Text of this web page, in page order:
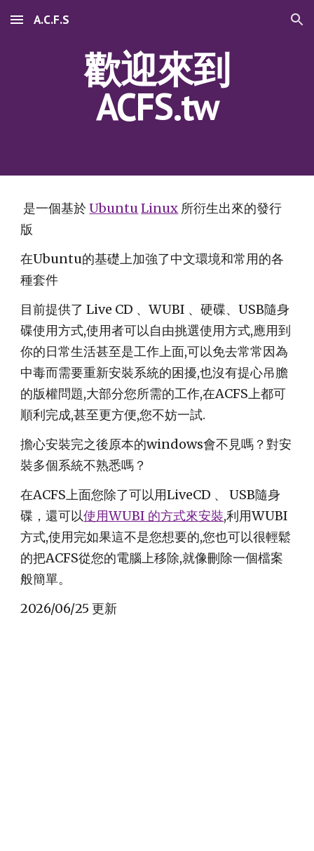
Skip to main content Skip to navigation
A.C.F.S
歡迎來到
ACFS.tw
是一個基於UbuntuLinux 所衍生出來的發行
版
在Ubuntu的基礎上加強了中文環境和常用的各
種套件
目前提供了 Live CD 、WUBI 、硬碟、USB隨身
碟使用方式,使用者可以自由挑選使用方式,應用到
你的日常生活甚至是工作上面,可以免去常常因為
中毒而需要重新安裝系統的困擾,也沒有提心吊膽
的版權問題,大部分您所需的工作,在ACFS上都可
順利完成,甚至更方便,您不妨一試.
擔心安裝完之後原本的windows會不見嗎？對安
裝多個系統不熟悉嗎？
在ACFS上面您除了可以用LiveCD 、 USB隨身
碟，還可以使用WUBI 的方式來安裝,利用WUBI
方式,使用完如果這不是您想要的,您也可以很輕鬆
的把ACFS從您的電腦上移除,就像刪除一個檔案
般簡單。
2026/06/25 更新